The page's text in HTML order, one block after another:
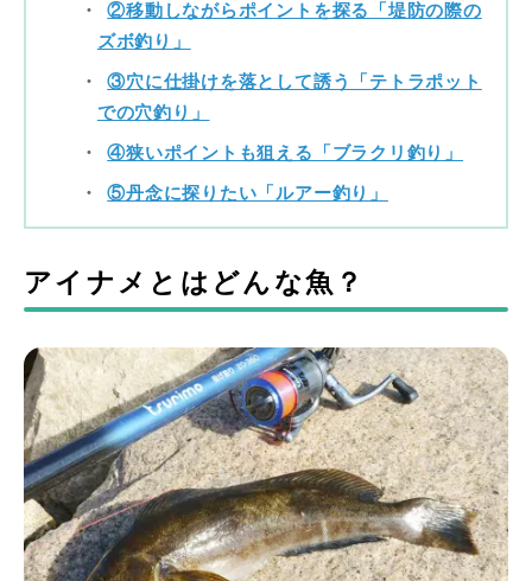
②移動しながらポイントを探る「堤防の際の
ズボ釣り」
③穴に仕掛けを落として誘う「テトラポット
での穴釣り」
④狭いポイントも狙える「ブラクリ釣り」
⑤丹念に探りたい「ルアー釣り」
アイナメとはどんな魚？